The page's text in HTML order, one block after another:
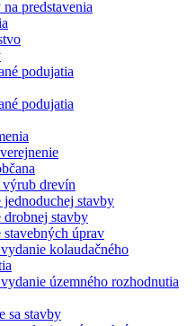
predstavenia
podujatia
podujatia
výrub drevín
jednoduchej stavby
drobnej stavby
stavebných úprav
kolaudačného
územného rozhodnutia
sa stavby